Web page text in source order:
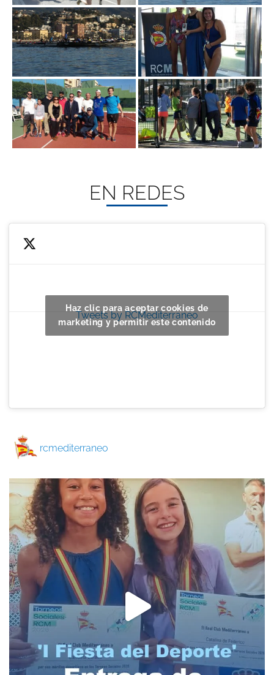
EN REDES
Tweets by RCMediterraneo
Haz clic para aceptar cookies de
marketing y permitir este contenido
rcmediterraneo